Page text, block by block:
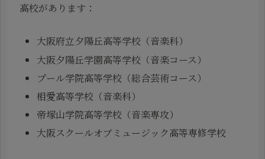
高校があります：
大阪府立夕陽丘高等学校（音楽科）
大阪夕陽丘学園高等学校（音楽コース）
プール学院高等学校（総合芸術コース）
相愛高等学校（音楽科）
帝塚山学院高等学校（音楽専攻）
大阪スクールオブミュージック高等専修学校